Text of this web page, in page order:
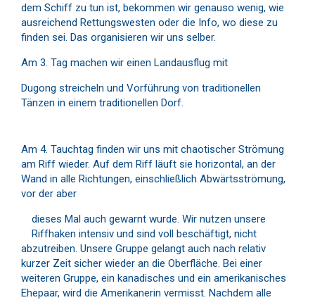
dem Schiff zu tun ist, bekommen wir genauso wenig, wie
ausreichend Rettungswesten oder die Info, wo diese zu
finden sei. Das organisieren wir uns selber.
Am 3. Tag machen wir einen Landausflug mit
Dugong streicheln und Vorführung von traditionellen
Tänzen in einem traditionellen Dorf.
Am 4. Tauchtag finden wir uns mit chaotischer Strömung
am Riff wieder. Auf dem Riff läuft sie horizontal, an der
Wand in alle Richtungen, einschließlich Abwärtsströmung,
vor der aber
dieses Mal auch gewarnt wurde. Wir nutzen unsere
Riffhaken intensiv und sind voll beschäftigt, nicht
abzutreiben. Unsere Gruppe gelangt auch nach relativ
kurzer Zeit sicher wieder an die Oberfläche. Bei einer
weiteren Gruppe, ein kanadisches und ein amerikanisches
Ehepaar, wird die Amerikanerin vermisst. Nachdem alle